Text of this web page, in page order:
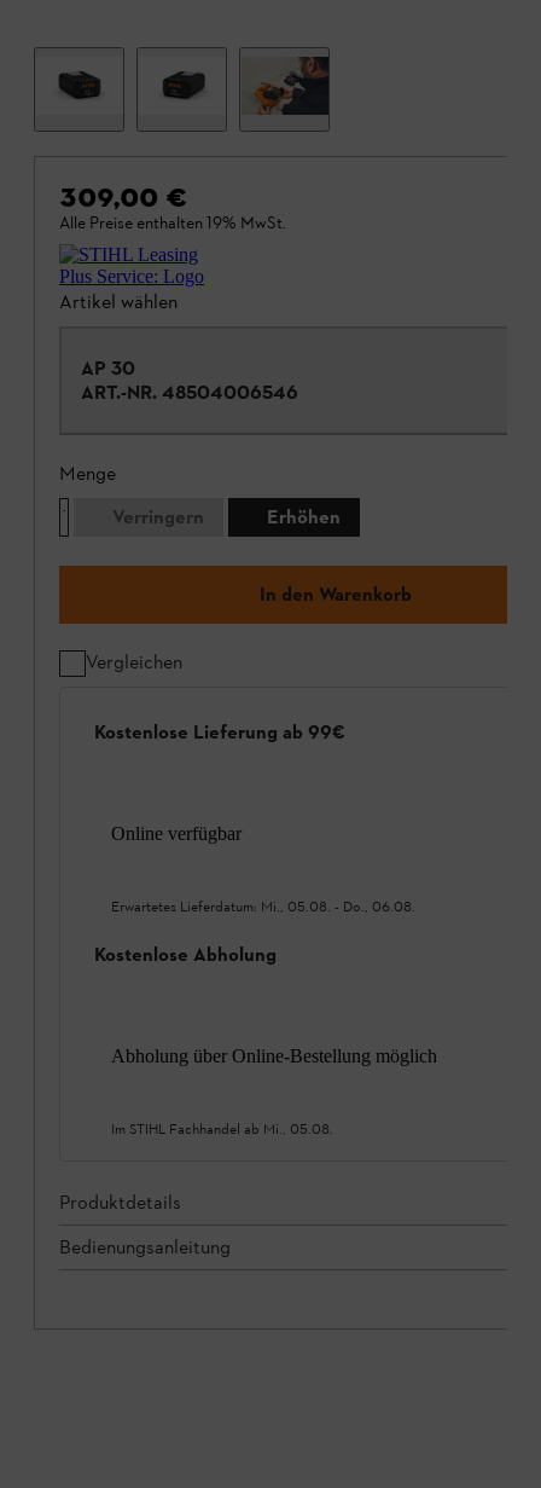
309,00 €
Alle Preise enthalten 19% MwSt.
Artikel wählen
AP 30
ART.-NR. 48504006546
Menge
Verringern
Erhöhen
In den Warenkorb
Vergleichen
Kostenlose Lieferung ab 99€
Online verfügbar
Erwartetes Lieferdatum: Mi., 05.08. - Do., 06.08.
Kostenlose Abholung
Abholung über Online-Bestellung möglich
Im STIHL Fachhandel ab Mi., 05.08.
Produktdetails
Bedienungsanleitung